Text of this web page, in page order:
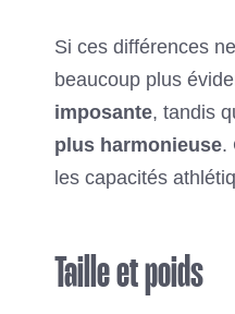
Si ces différences
beaucoup plus
imposante, tandis
plus harmonieuse.
les capacités
Taille et poids